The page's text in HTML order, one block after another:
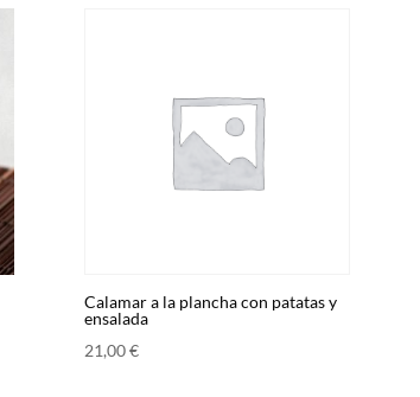
Calamar a la plancha con patatas y
ensalada
21,00€